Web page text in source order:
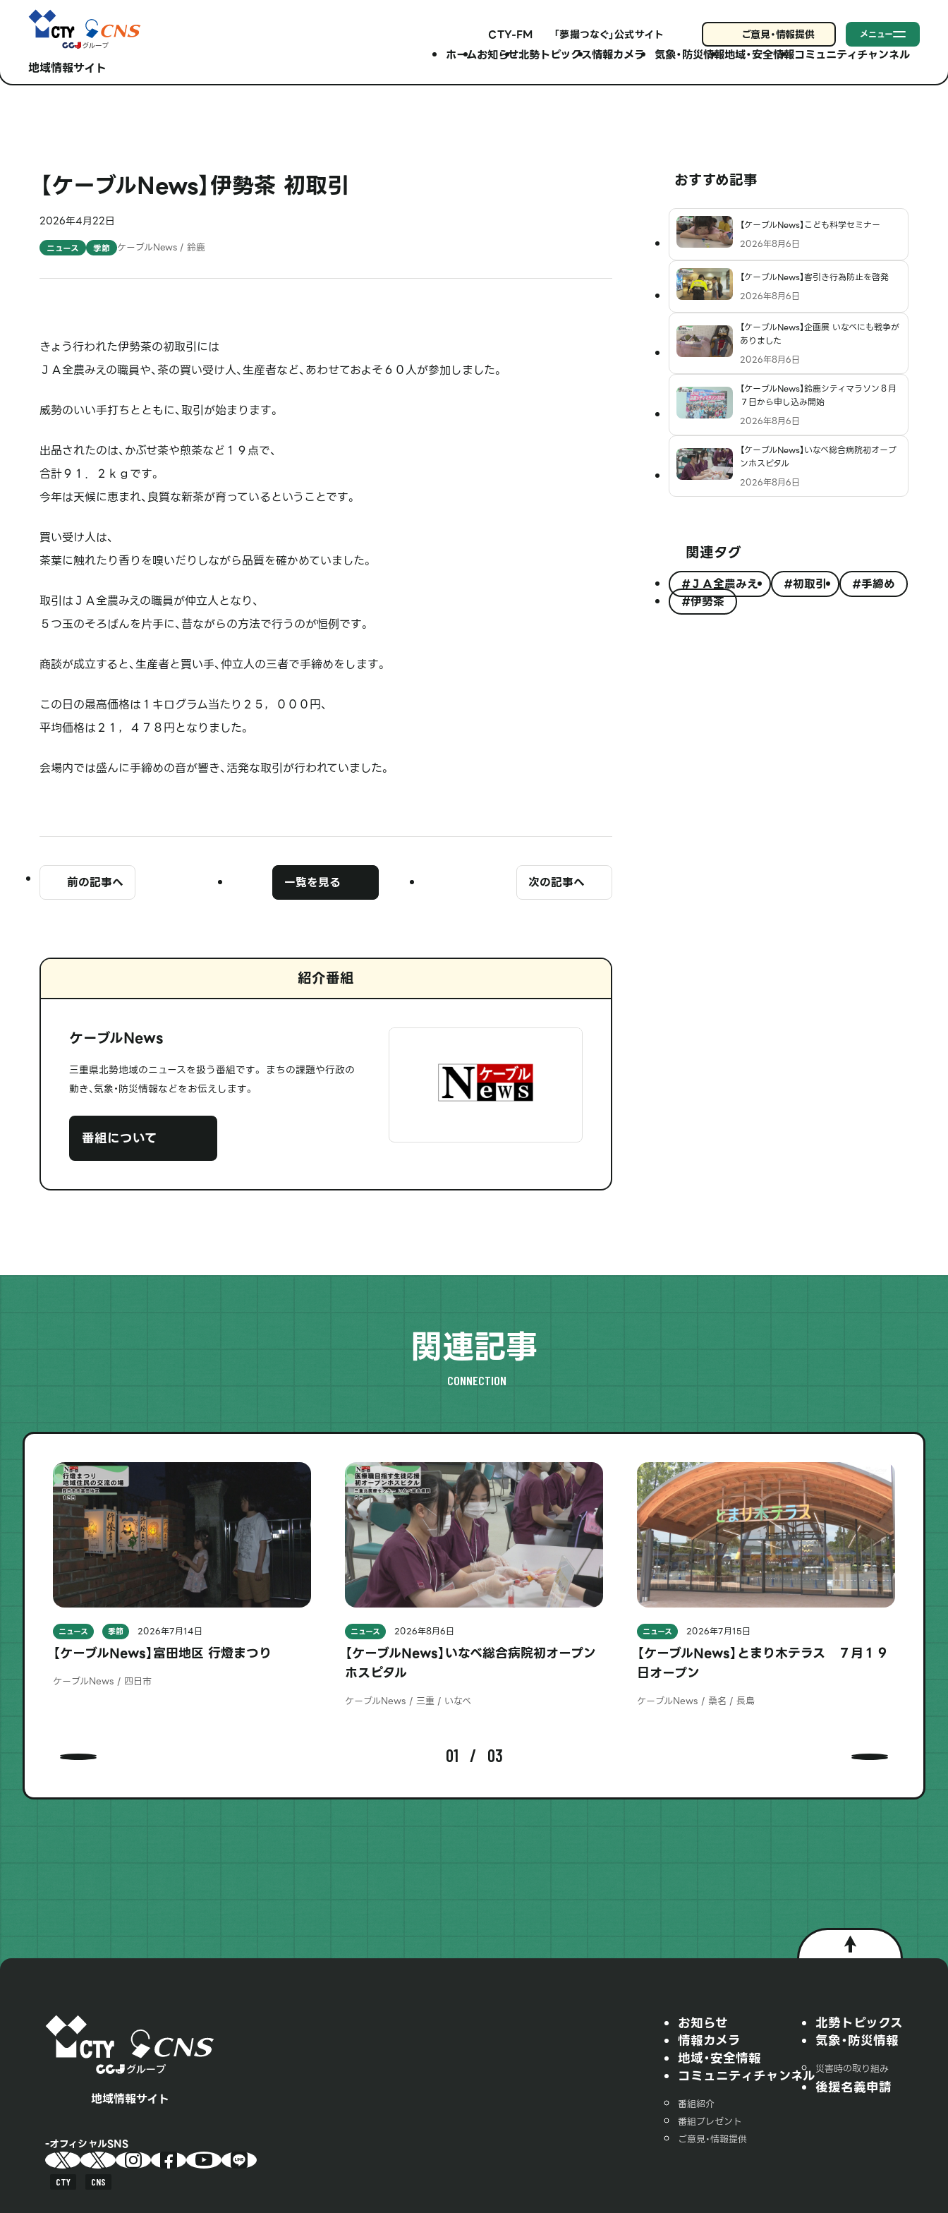
地域情報サイト
CTY-FM 「夢撮つなぐ」公式サイト ご意見・情報提供 メニュー
ホームお知らせ北勢トピックス情報カメラ 気象・防災情報地域・安全情報コミュニティチャンネル
【ケーブルNews】伊勢茶 初取引
2026年4月22日
ニュース 季節 ケーブルNews / 鈴鹿
きょう行われた伊勢茶の初取引には
ＪＡ全農みえの職員や、茶の買い受け人、生産者など、あわせておよそ６０人が参加しました。
威勢のいい手打ちとともに、取引が始まります。
出品されたのは、かぶせ茶や煎茶など１９点で、
合計９１．２ｋｇです。
今年は天候に恵まれ、良質な新茶が育っているということです。
買い受け人は、
茶葉に触れたり香りを嗅いだりしながら品質を確かめていました。
取引はＪＡ全農みえの職員が仲立人となり、
５つ玉のそろばんを片手に、昔ながらの方法で行うのが恒例です。
商談が成立すると、生産者と買い手、仲立人の三者で手締めをします。
この日の最高価格は１キログラム当たり２５，０００円、
平均価格は２１，４７８円となりました。
会場内では盛んに手締めの音が響き、活発な取引が行われていました。
前の記事へ 一覧を見る 次の記事へ
紹介番組
ケーブルNews
三重県北勢地域のニュースを扱う番組です。 まちの課題や行政の
動き、気象・防災情報などをお伝えします。
番組について
おすすめ記事
【ケーブルNews】こども科学セミナー
2026年8月6日
【ケーブルNews】客引き行為防止を啓発
2026年8月6日
【ケーブルNews】企画展 いなべにも戦争が
ありました
2026年8月6日
【ケーブルNews】鈴鹿シティマラソン８月
７日から申し込み開始
2026年8月6日
【ケーブルNews】いなべ総合病院初オープ
ンホスピタル
2026年8月6日
関連タグ
#ＪＡ全農みえ #初取引
#手締め
#伊勢茶
関連記事
CONNECTION
ニュース 季節 2026年7月14日
【ケーブルNews】富田地区 行燈まつり
ケーブルNews / 四日市
ニュース 2026年8月6日
【ケーブルNews】いなべ総合病院初オープン
ホスピタル
ケーブルNews / 三重 / いなべ
ニュース 2026年7月15日
【ケーブルNews】とまり木テラス ７月１９
日オープン
ケーブルNews / 桑名 / 長島
01 03
地域情報サイト
オフィシャルSNS
CTY CNS
お知らせ
情報カメラ
地域・安全情報
コミュニティチャンネル
番組紹介
番組プレゼント
ご意見・情報提供
北勢トピックス
気象・防災情報
災害時の取り組み
後援名義申請